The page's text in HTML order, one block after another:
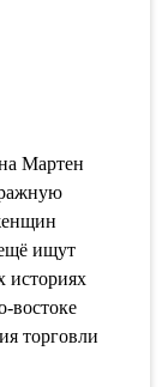
Мартен
ищут
историях
востоке
торговли